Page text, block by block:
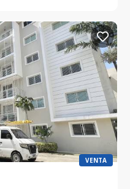
VENTA